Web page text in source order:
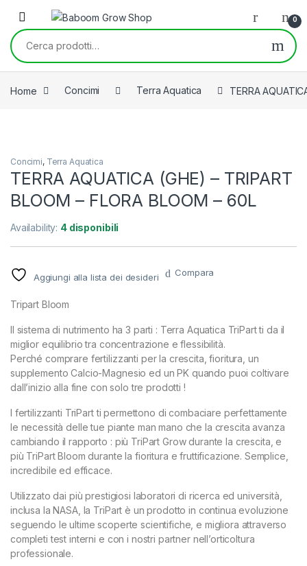
Skip to navigation
Skip to content
0
Cerca:
Home Concimi Terra Aquatica TERRA
Concimi, Terra Aquatica
TERRA AQUATICA (GHE) – TRIPART
BLOOM – FLORA BLOOM – 60L
Availability: 4 disponibili
Aggiungi alla lista dei desideri Compara
Tripart Bloom
Il sistema di nutrimento ha 3 parti : Terra Aquatica TriPart ti da il
miglior equilibrio tra concentrazione e flessibilità.
Perché comprare fertilizzanti per la crescita, fioritura, un
supplemento Calcio-Magnesio ed un PK quando puoi coltivare
dall’inizio alla fine con solo tre prodotti !
I fertilizzanti TriPart ti permettono di combaciare perfettamente
le necessità delle tue piante man mano che la crescita avanza
cambiando il rapporto : più TriPart Grow durante la crescita, e
più TriPart Bloom durante la fioritura e fruttificazione. Semplice,
incredibile ed efficace.
Utilizzato dai più prestigiosi laboratori di ricerca ed università,
inclusa la NASA, la TriPart è un prodotto in continua evoluzione
seguendo le ultime scoperte scientifiche, e migliora attraverso
completi test interni e con i nostri partner nell’orticoltura
professionale.